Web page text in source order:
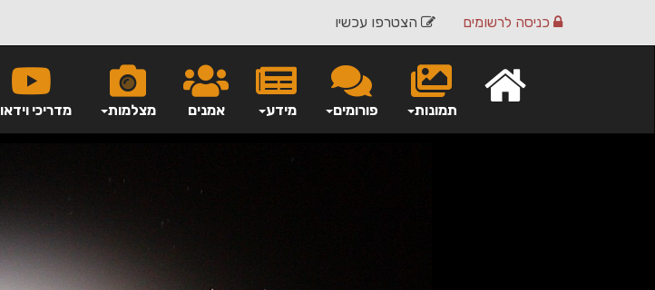
הצטרפו עכשיו כניסה לרשומים
מדריכי וידאו מצלמות אמנים מידע פורומים תמונות